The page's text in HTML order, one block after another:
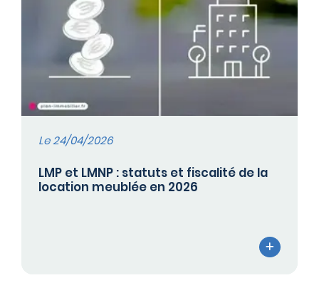
Le 24/04/2026
LMP et LMNP : statuts et fiscalité de la
location meublée en 2026